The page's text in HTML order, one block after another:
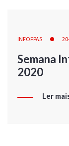
INFOFPAS
Semana
2020
Ler